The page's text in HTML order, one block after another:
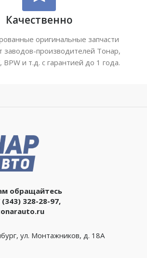
Качественно
оригинальные запчасти
заводов-производителей Тонар,
BPW и т.д. с гарантией до 1 года.
обращайтесь
(343) 328-28-97,
ул. Монтажников, д. 18А